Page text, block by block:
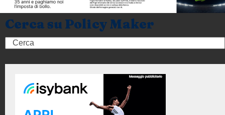
Cerca su Policy Maker
Search